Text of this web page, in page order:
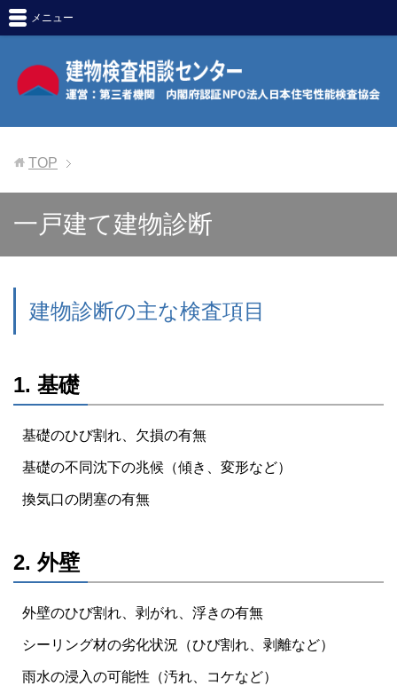
メニュー
TOP
一戸建て建物診断
建物診断の主な検査項目
1. 基礎
基礎のひび割れ、欠損の有無
基礎の不同沈下の兆候（傾き、変形など）
換気口の閉塞の有無
2. 外壁
外壁のひび割れ、剥がれ、浮きの有無
シーリング材の劣化状況（ひび割れ、剥離など）
雨水の浸入の可能性（汚れ、コケなど）